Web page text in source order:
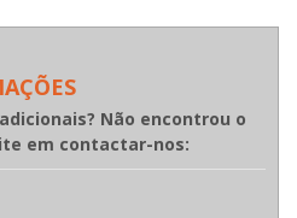
Não encontrou o
em contactar-nos: